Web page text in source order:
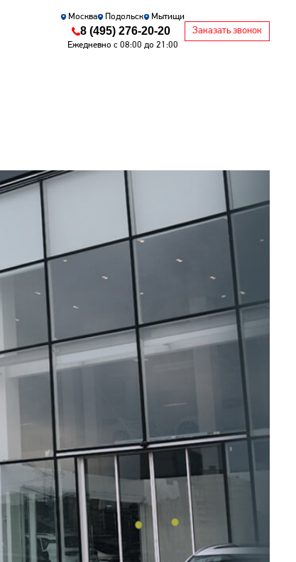
Москва Подольск Мытищи
8 (495) 276-20-20
Ежедневно с 08:00 до 21:00
Заказать звонок